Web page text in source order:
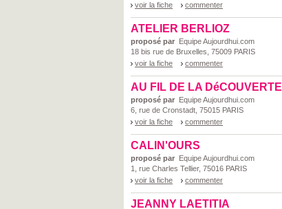
voir la fiche
commenter
ATELIER BERLIOZ
proposé par Equipe Aujourdhui.com
18 bis rue de Bruxelles, 75009 PARIS
voir la fiche
commenter
AU FIL DE LA DéCOUVERTE
proposé par Equipe Aujourdhui.com
6, rue de Cronstadt, 75015 PARIS
voir la fiche
commenter
CALIN'OURS
proposé par Equipe Aujourdhui.com
1, rue Charles Tellier, 75016 PARIS
voir la fiche
commenter
JEANNY LAETITIA